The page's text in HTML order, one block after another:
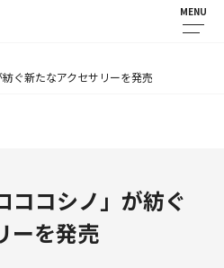
MENU
ぐ新たなアクセサリーを発売
ココシノ」が紡ぐ
ーを発売